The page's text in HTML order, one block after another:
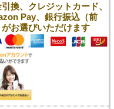
換、クレジットカード、
Pay、銀行振込（前
お選びいただけます